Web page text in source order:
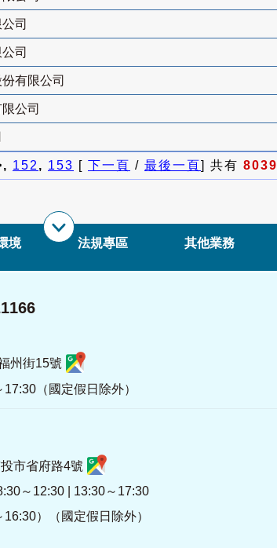
司
司
有限公司
公司
152, 153 [ 下一頁 / 最後一頁] 共有 8039
境 法規專區 其他業務
州街15號
（國定假日除外）
市省府路4號
～12:30 | 13:30～17:30
16:30）（國定假日除外）